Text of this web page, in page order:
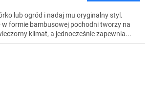
lub ogród i nadaj mu oryginalny styl.
w formie bambusowej pochodni tworzy na
klimat, a jednocześnie zapewnia...